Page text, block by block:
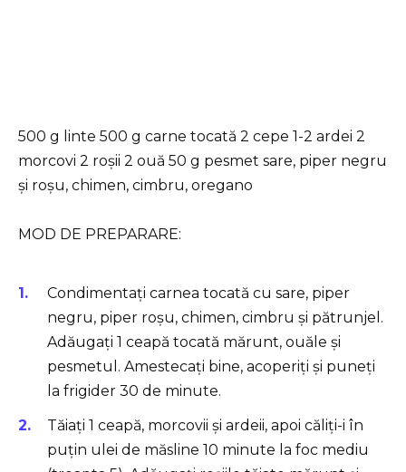
500 g linte 500 g carne tocată 2 cepe 1-2 ardei 2
morcovi 2 roșii 2 ouă 50 g pesmet sare, piper negru
și roșu, chimen, cimbru, oregano
MOD DE PREPARARE:
Condimentați carnea tocată cu sare, piper
negru, piper roșu, chimen, cimbru și pătrunjel.
Adăugați 1 ceapă tocată mărunt, ouăle și
pesmetul. Amestecați bine, acoperiți și puneți
la frigider 30 de minute.
Tăiați 1 ceapă, morcovii și ardeii, apoi căliți-i în
puțin ulei de măsline 10 minute la foc mediu